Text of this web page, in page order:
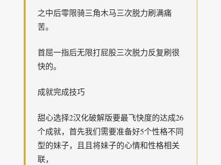
之中后零限骑三角木马三次脱力刷满痛
苦。
首屈一指后无限打屁股三次脱力反复刷很
快的。
成就完成技巧
甜心选择2汉化破解版要最飞快度的达成26
个成就，首先我们需要准备好5个性格不同
型的妹子，且且将妹子的心情和性格相关
联，